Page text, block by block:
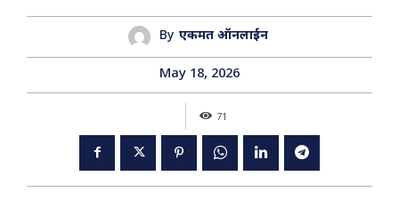
By एकमत ऑनलाईन
May 18, 2026
71